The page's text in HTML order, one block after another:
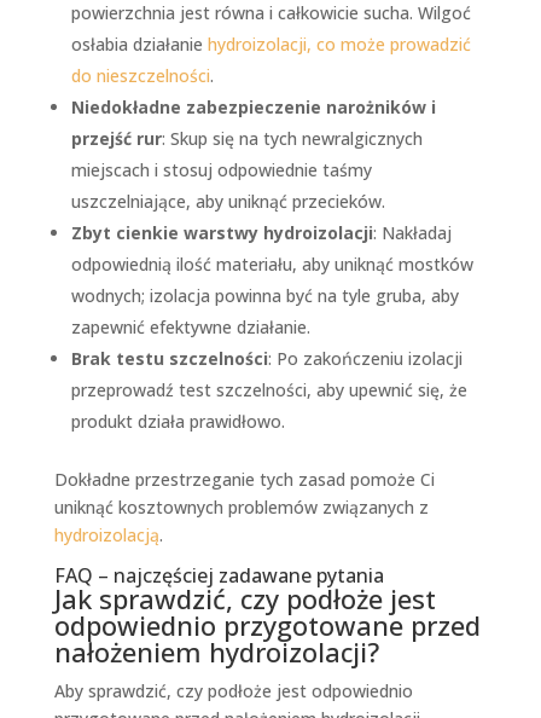
powierzchnia jest równa i całkowicie sucha. Wilgoć
osłabia działanie hydroizolacji, co może prowadzić
do nieszczelności.
Niedokładne zabezpieczenie narożników i
przejść rur: Skup się na tych newralgicznych
miejscach i stosuj odpowiednie taśmy
uszczelniające, aby uniknąć przecieków.
Zbyt cienkie warstwy hydroizolacji: Nakładaj
odpowiednią ilość materiału, aby uniknąć mostków
wodnych; izolacja powinna być na tyle gruba, aby
zapewnić efektywne działanie.
Brak testu szczelności: Po zakończeniu izolacji
przeprowadź test szczelności, aby upewnić się, że
produkt działa prawidłowo.
Dokładne przestrzeganie tych zasad pomoże Ci
uniknąć kosztownych problemów związanych z
hydroizolacją.
FAQ – najczęściej zadawane pytania
Jak sprawdzić, czy podłoże jest
odpowiednio przygotowane przed
nałożeniem hydroizolacji?
Aby sprawdzić, czy podłoże jest odpowiednio